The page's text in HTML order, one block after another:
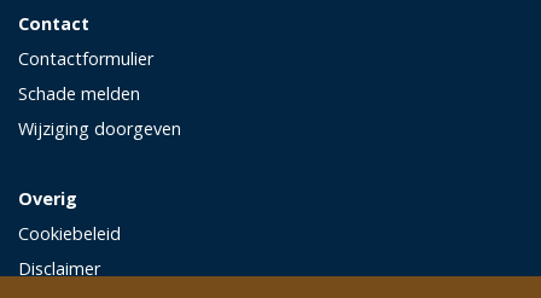
Contact
Contactformulier
Schade melden
Wijziging doorgeven
Overig
Cookiebeleid
Disclaimer